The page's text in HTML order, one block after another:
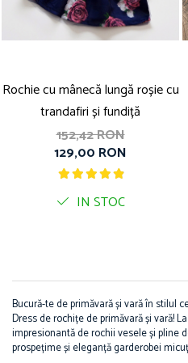
Rochie cu mânecă lungă roșie cu
trandafiri și fundiță
152,42 RON
129,00 RON
IN STOC
Bucură-te de primăvară și vară în stilul
Dress de rochițe de primăvară și vară!
impresionantă de rochii vesele și pline
prospețime și eleganță garderobei